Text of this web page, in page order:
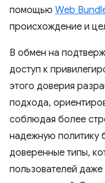
помощью Web
происхождение и
В обмен на
доступ к
этого доверия
подхода,
соблюдая более
надежную политику
доверенные типы,
пользователей